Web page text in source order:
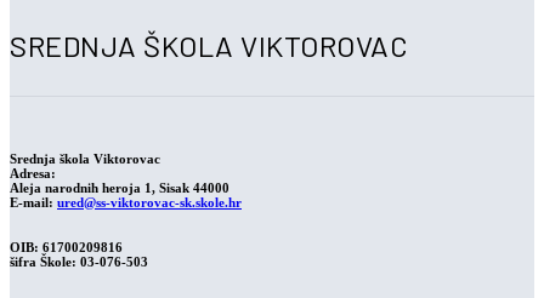
SREDNJA ŠKOLA VIKTOROVAC
Srednja škola Viktorovac
Adresa:
Aleja narodnih heroja 1, Sisak 44000
E-mail: ured@ss-viktorovac-sk.skole.hr
OIB: 61700209816
šifra Škole: 03-076-503